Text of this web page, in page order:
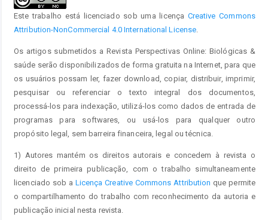
Este trabalho está licenciado sob uma licença Creative Commons
Attribution-NonCommercial 4.0 International License.
Os artigos submetidos a Revista Perspectivas Online: Biológicas &
saúde serão disponibilizados de forma gratuita na Internet, para que
os usuários possam ler, fazer download, copiar, distribuir, imprimir,
pesquisar ou referenciar o texto integral dos documentos,
processá-los para indexação, utilizá-los como dados de entrada de
programas para softwares, ou usá-los para qualquer outro
propósito legal, sem barreira financeira, legal ou técnica.
1) Autores mantém os direitos autorais e concedem à revista o
direito de primeira publicação, com o trabalho simultaneamente
licenciado sob a Licença Creative Commons Attribution que permite
o compartilhamento do trabalho com reconhecimento da autoria e
publicação inicial nesta revista.